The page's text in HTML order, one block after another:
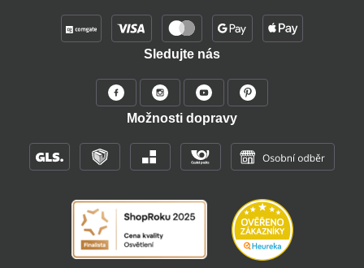
Sledujte nás
Možnosti dopravy